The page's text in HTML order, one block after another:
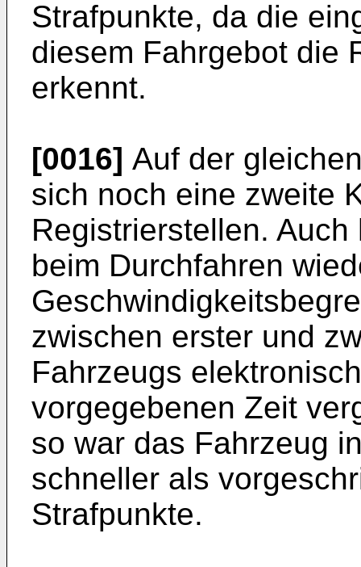
Strafpunkte, da die
diesem Fahrgebot die
erkennt.
[0016] Auf der
sich noch eine zweite
Registrierstellen.
beim Durchfahren
zwischen erster und
Fahrzeugs
vorgegebenen Zeit
so war das Fahrzeug
schneller als
Strafpunkte.